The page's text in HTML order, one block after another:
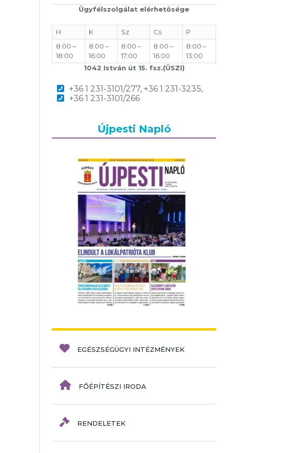
Ügyfélszolgálat elérhetősége
H K Sz Cs
P
8:00 –
18:00
8:00 –
16:00
8:00 –
17:00
8:00 –
16:00
8:00 –
13:00
1042 István út 15. fsz.(ÜSZI)
+36 1 231-3101/277, +36 1 231-3235,
+36 1 231-3101/266
Újpesti Napló
EGÉSZSÉGÜGYI INTÉZMÉNYEK
FŐÉPÍTÉSZI IRODA
RENDELETEK